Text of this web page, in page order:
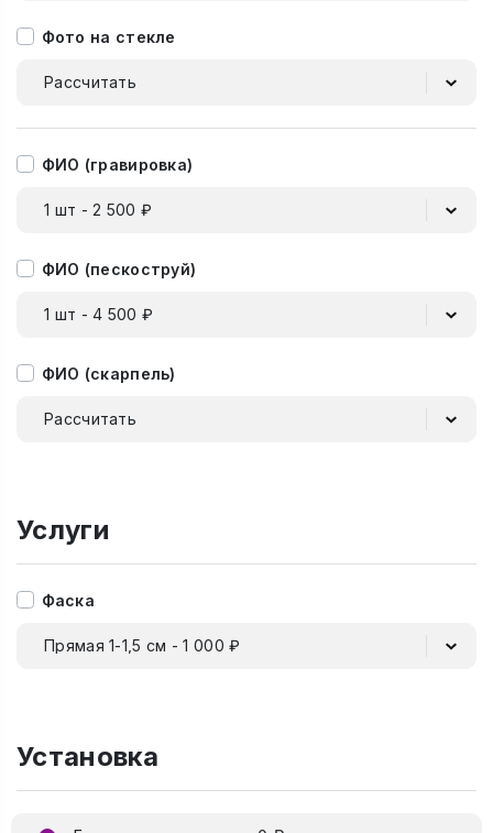
Фото на стекле
Рассчитать
ФИО (гравировка)
1 шт - 2 500 ₽
ФИО (пескоструй)
1 шт - 4 500 ₽
ФИО (скарпель)
Рассчитать
Услуги
Фаска
Прямая 1-1,5 см - 1 000 ₽
Установка